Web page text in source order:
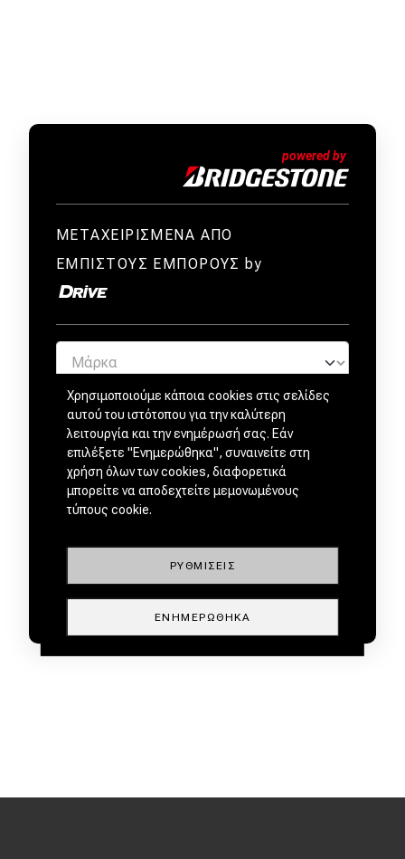
ΜΕΤΑΧΕΙΡΙΣΜΕΝΑ ΑΠΟ
ΕΜΠΙΣΤΟΥΣ ΕΜΠΟΡΟΥΣ by
Χρησιμοποιούμε κάποια cookies στις σελίδες
αυτού του ιστότοπου για την καλύτερη
λειτουργία και την ενημέρωσή σας. Εάν
επιλέξετε "Ενημερώθηκα", συναινείτε στη
χρήση όλων των cookies, διαφορετικά
μπορείτε να αποδεχτείτε μεμονωμένους
τύπους cookie.
ΡΥΘΜΊΣΕΙΣ
ΕΝΗΜΕΡΏΘΗΚΑ